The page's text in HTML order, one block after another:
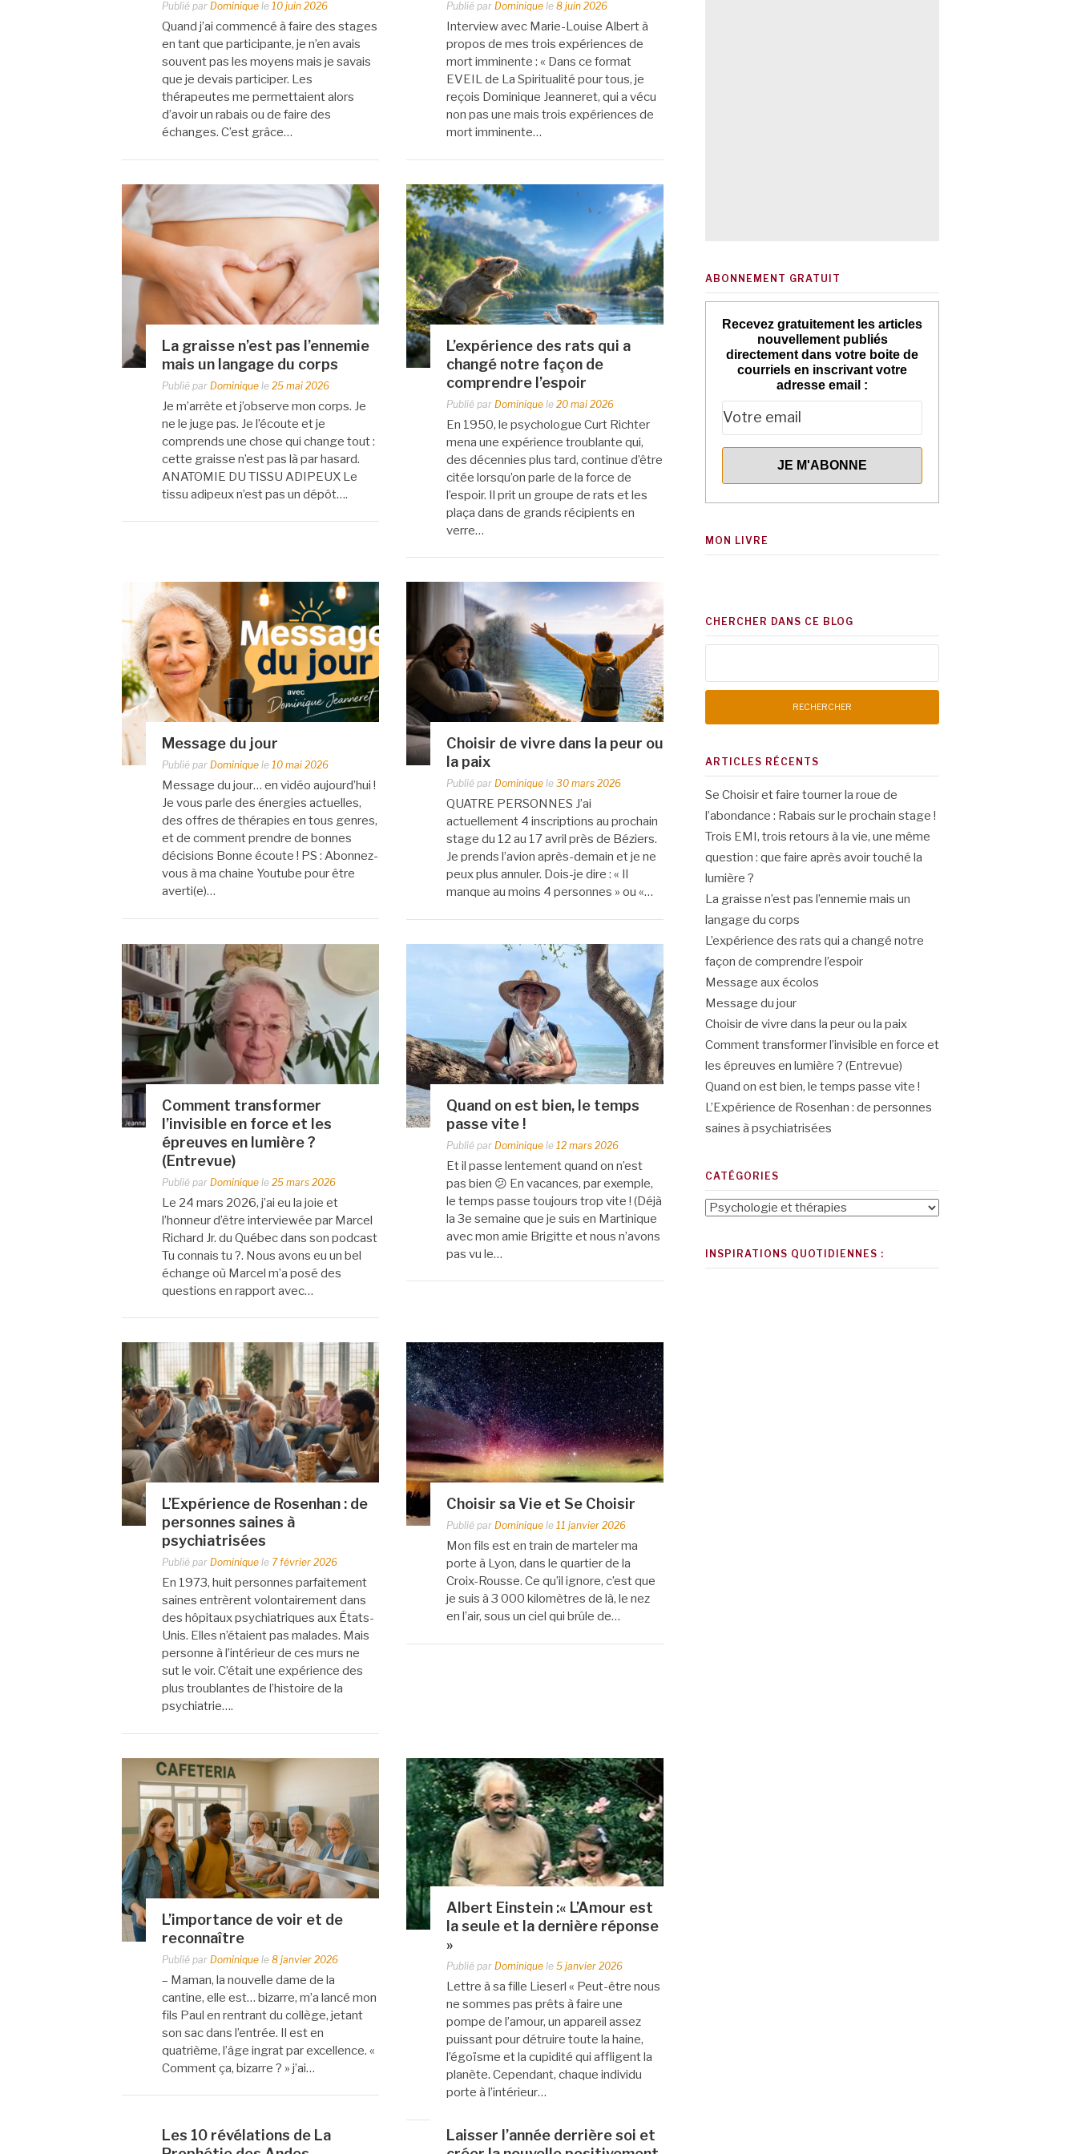
Publié par Dominique le 10 juin 2026
Quand j’ai commencé à faire des stages
en tant que participante, je n’en avais
souvent pas les moyens mais je savais
que je devais participer. Les
thérapeutes me permettaient alors
d’avoir un rabais ou de faire des
échanges. C’est grâce…
Publié par Dominiquele 8 juin 2026
Interview avec Marie-Louise Albert à
propos de mes trois expériences de
mort imminente : « Dans ce format
EVEIL de La Spiritualité pour tous, je
reçois Dominique Jeanneret, qui a vécu
non pas une mais trois expériences de
mort imminente…
La graisse n’est pas l’ennemie
mais un langage du corps
Publié par Dominique le 25 mai 2026
Je m’arrête et j’observe mon corps. Je
ne le juge pas. Je l’écoute et je
comprends une chose qui change tout :
cette graisse n’est pas là par hasard.
ANATOMIE DU TISSU ADIPEUX Le
tissu adipeux n’est pas un dépôt….
L’expérience des rats qui a
changé notre façon de
comprendre l’espoir
Publié par Dominiquele 20 mai 2026
En 1950, le psychologue Curt Richter
mena une expérience troublante qui,
des décennies plus tard, continue d’être
citée lorsqu’on parle de la force de
l’espoir. Il prit un groupe de rats et les
plaça dans de grands récipients en
verre…
Message du jour
Publié par Dominique le 10 mai 2026
Message du jour… en vidéo aujourd’hui !
Je vous parle des énergies actuelles,
des offres de thérapies en tous genres,
et de comment prendre de bonnes
décisions Bonne écoute ! PS : Abonnez-
vous à ma chaine Youtube pour être
averti(e)…
Choisir de vivre dans la peur ou
la paix
Publié par Dominiquele 30 mars 2026
QUATRE PERSONNES J’ai
actuellement 4 inscriptions au prochain
stage du 12 au 17 avril près de Béziers.
Je prends l’avion après-demain et je ne
peux plus annuler. Dois-je dire : « Il
manque au moins 4 personnes » ou «…
Comment transformer
l’invisible en force et les
épreuves en lumière ?
(Entrevue)
Publié par Dominique le 25 mars 2026
Le 24 mars 2026, j’ai eu la joie et
l’honneur d’être interviewée par Marcel
Richard Jr. du Québec dans son podcast
Tu connais tu ?. Nous avons eu un bel
échange où Marcel m’a posé des
questions en rapport avec…
Quand on est bien, le temps
passe vite !
Publié par Dominiquele 12 mars 2026
Et il passe lentement quand on n’est
pas bien 😕 En vacances, par exemple,
le temps passe toujours trop vite ! (Déjà
la 3e semaine que je suis en Martinique
avec mon amie Brigitte et nous n’avons
pas vu le…
L’Expérience de Rosenhan : de
personnes saines à
psychiatrisées
Publié par Dominique le 7 février 2026
En 1973, huit personnes parfaitement
saines entrèrent volontairement dans
des hôpitaux psychiatriques aux États-
Unis. Elles n’étaient pas malades. Mais
personne à l’intérieur de ces murs ne
sut le voir. C’était une expérience des
plus troublantes de l’histoire de la
psychiatrie….
Choisir sa Vie et Se Choisir
Publié par Dominiquele 11 janvier 2026
Mon fils est en train de marteler ma
porte à Lyon, dans le quartier de la
Croix-Rousse. Ce qu’il ignore, c’est que
je suis à 3 000 kilomètres de là, le nez
en l’air, sous un ciel qui brûle de…
L’importance de voir et de
reconnaître
Publié par Dominique le 8 janvier 2026
– Maman, la nouvelle dame de la
cantine, elle est… bizarre, m’a lancé mon
fils Paul en rentrant du collège, jetant
son sac dans l’entrée. Il est en
quatrième, l’âge ingrat par excellence. «
Comment ça, bizarre ? » j’ai…
Albert Einstein :« L’Amour est
la seule et la dernière réponse
»
Publié par Dominiquele 5 janvier 2026
Lettre à sa fille Lieserl « Peut-être nous
ne sommes pas prêts à faire une
pompe de l’amour, un appareil assez
puissant pour détruire toute la haine,
l’égoïsme et la cupidité qui affligent la
planète. Cependant, chaque individu
porte à l’intérieur…
Les 10 révélations de La
Laisser l’année derrière soi et
ABONNEMENT GRATUIT
Recevez gratuitement les articles
nouvellement publiés
directement dans votre boite de
courriels en inscrivant votre
adresse email :
MON LIVRE
CHERCHER DANS CE BLOG
ARTICLES RÉCENTS
Se Choisir et faire tourner la roue de
l’abondance : Rabais sur le prochain stage !
Trois EMI, trois retours à la vie, une même
question : que faire après avoir touché la
lumière ?
La graisse n’est pas l’ennemie mais un
langage du corps
L’expérience des rats qui a changé notre
façon de comprendre l’espoir
Message aux écolos
Message du jour
Choisir de vivre dans la peur ou la paix
Comment transformer l’invisible en force et
les épreuves en lumière ? (Entrevue)
Quand on est bien, le temps passe vite !
L’Expérience de Rosenhan : de personnes
saines à psychiatrisées
CATÉGORIES
Catégories
INSPIRATIONS QUOTIDIENNES :